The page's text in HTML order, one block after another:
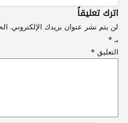
اترك تعليقاً
لن يتم نشر عنوان بريدك الإلكتروني.
بـ*
التعليق*